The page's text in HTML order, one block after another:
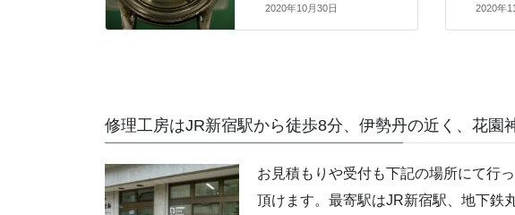
2020年10月30日 2020年
修理工房はJR新宿駅から徒歩8分、伊勢丹の近く、花園
お見積もりや受付も下記の場所にて行
頂けます。最寄駅はJR新宿駅、地下鉄